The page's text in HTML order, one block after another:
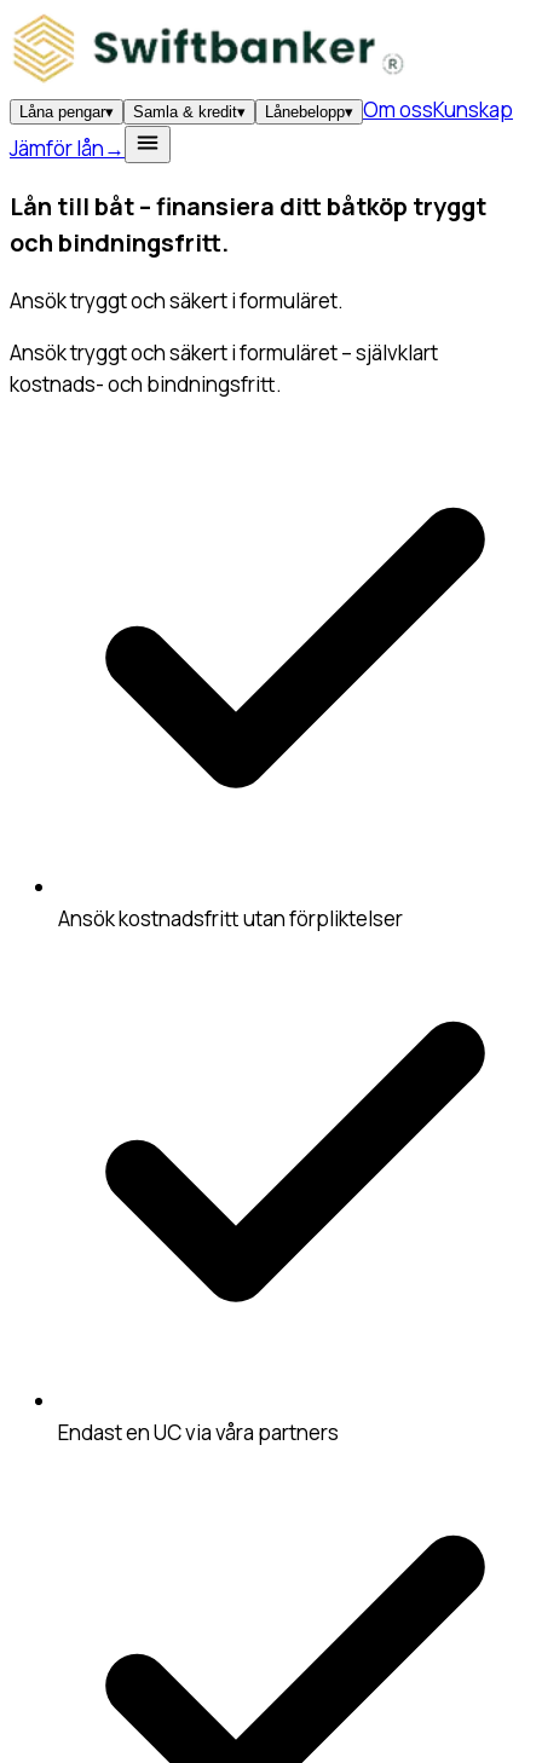
Låna pengar▾ Samla & kredit▾ Lånebelopp▾ Om ossKunskap
Jämför lån→
Lån till båt –finansiera ditt båtköp tryggt
och bindningsfritt.
Ansök tryggt och säkert i formuläret.
Ansök tryggt och säkert i formuläret – självklart
kostnads- och bindningsfritt.
Ansök kostnadsfritt utan förpliktelser
Endast en UC via våra partners